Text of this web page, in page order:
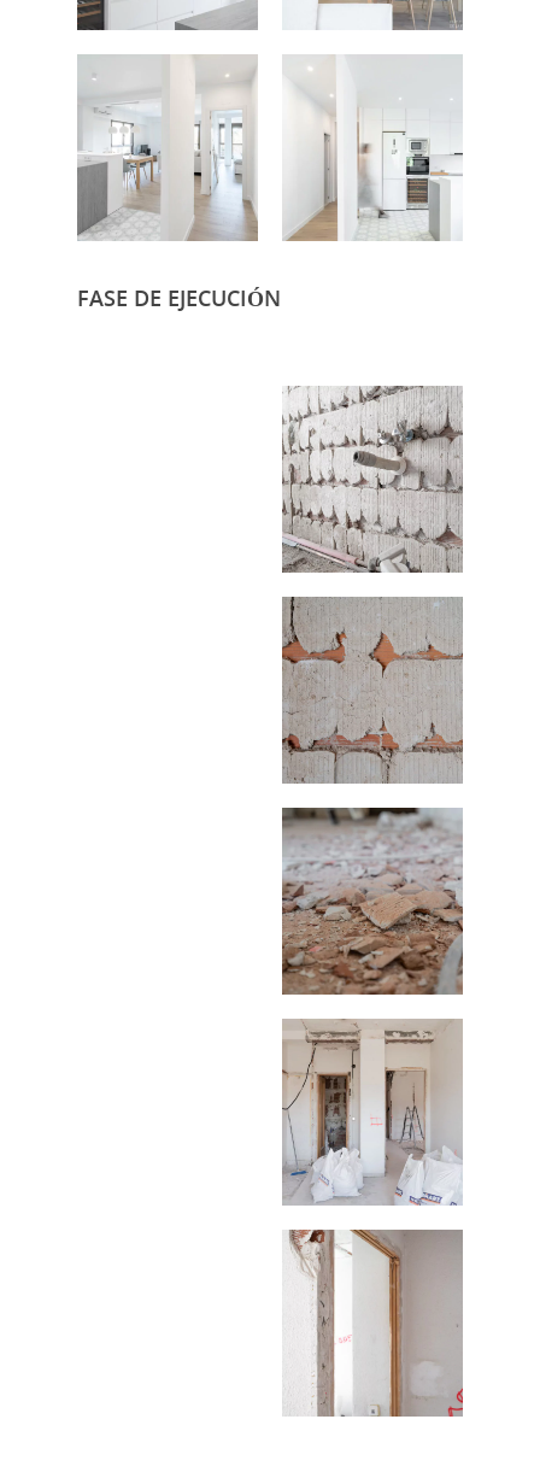
FASE DE EJECUCIÓN
FOTOGRAFÍA
Vivienda
Hoteles /
Oficinas
Retail
Fotografía Residencial
Fotografía Fase de
Fotografía de Stand
PERSONAL
PUBLICACIONES
PRINTS
SOBRE MÍ
CONTACTO